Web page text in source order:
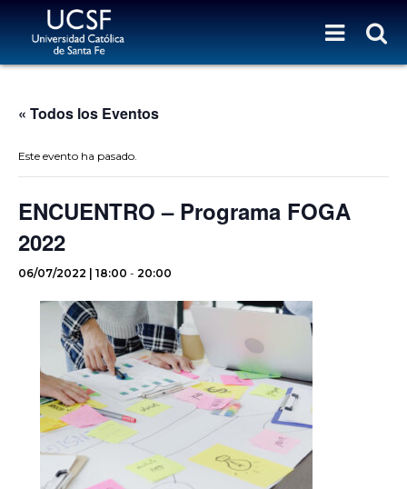
« Todos los Eventos
Este evento ha pasado.
ENCUENTRO – Programa FOGA
2022
06/07/2022 | 18:00 - 20:00